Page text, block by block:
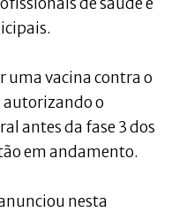
uma vacina contra o
autorizando o
antes da fase 3 dos
em andamento.
nesta